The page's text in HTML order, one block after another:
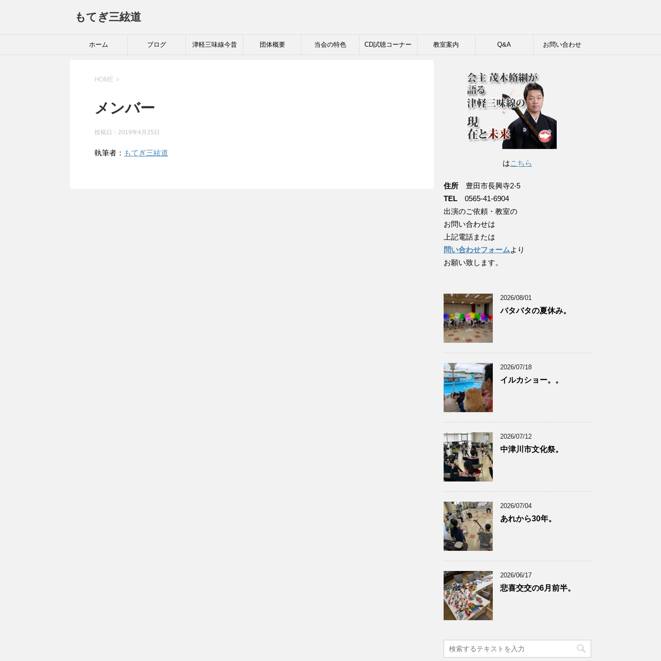
もてぎ三絃道
ホーム ブログ 津軽三味線今昔 団体概要 当会の特色 CD試聴コーナー 教室案内 Q&A お問い合わせ
HOME >
メンバー
投稿日： 2019年4月25日
執筆者： もてぎ三絃道
はこちら
住所 豊田市長興寺2-5
TEL 0565-41-6904
出演のご依頼・教室の
お問い合わせは
上記電話または
問い合わせフォームより
お願い致します。
2026/08/01
バタバタの夏休み。
2026/07/18
イルカショー。。
2026/07/12
中津川市文化祭。
2026/07/04
あれから30年。
2026/06/17
悲喜交交の6月前半。